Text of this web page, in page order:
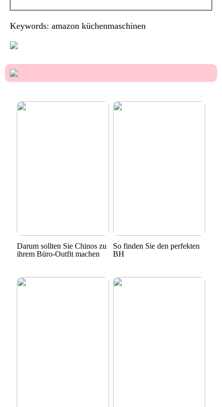
Keywords: amazon küchenmaschinen
Darum sollten Sie Chinos zu
ihrem Büro-Outfit machen
So finden Sie den perfekten
BH